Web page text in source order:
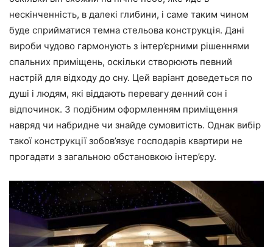
нескінченність, в далекі глибини, і саме таким чином
буде сприйматися темна стельова конструкція. Дані
вироби чудово гармонують з інтер’єрними рішеннями
спальних приміщень, оскільки створюють певний
настрій для відходу до сну. Цей варіант доведеться по
душі і людям, які віддають перевагу денний сон і
відпочинок. З подібним оформленням приміщення
навряд чи набридне чи знайде сумовитість. Однак вибір
такої конструкції зобов’язує господарів квартири не
прогадати з загальною обстановкою інтер’єру.